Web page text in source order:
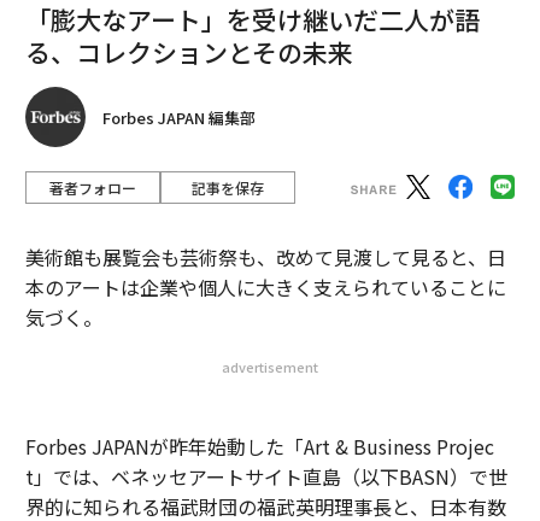
「膨大なアート」を受け継いだ二人が語
る、コレクションとその未来
Forbes JAPAN 編集部
著者フォロー 記事を保存
美術館も展覧会も芸術祭も、改めて見渡して見ると、日
本のアートは企業や個人に大きく支えられていることに
気づく。
advertisement
Forbes JAPANが昨年始動した「Art & Business Projec
t」では、ベネッセアートサイト直島（以下BASN）で世
界的に知られる福武財団の福武英明理事長と、日本有数